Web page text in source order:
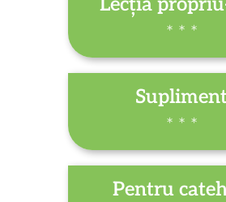
* * *
* * *
Pentru